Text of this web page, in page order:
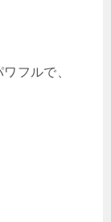
フルで、